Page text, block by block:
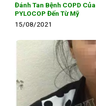
Đánh Tan Bệnh COPD
PYLOCOP Đến Từ Mỹ
15/08/2021